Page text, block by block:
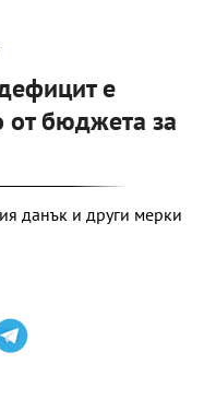
е
от бюджета за
данък и други мерки